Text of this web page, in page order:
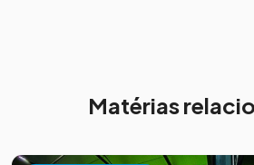
Matérias